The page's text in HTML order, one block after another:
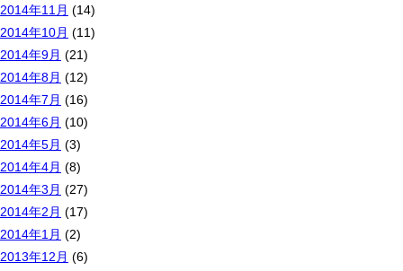
2014年11月 (14)
2014年10月 (11)
2014年9月 (21)
2014年8月 (12)
2014年7月 (16)
2014年6月 (10)
2014年5月 (3)
2014年4月 (8)
2014年3月 (27)
2014年2月 (17)
2014年1月 (2)
2013年12月 (6)